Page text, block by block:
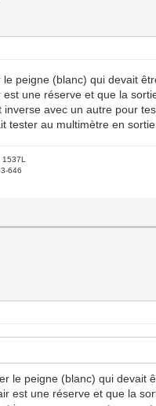
peigne (blanc) qui devait
une réserve et que la
avec un autre pour
tester au multimètre en
646
le peigne (blanc) qui devait
est une réserve et que la